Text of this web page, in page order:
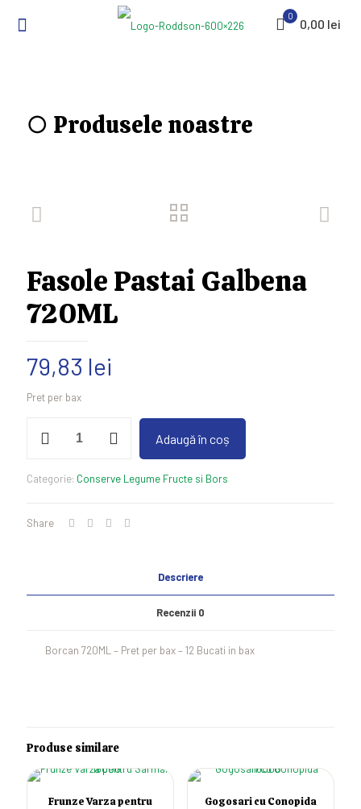
0
0,00 lei
○ Produsele noastre
Fasole Pastai Galbena
720ML
79,83 lei
Pret per bax
720ML
Adaugă în coș
Categorie: Conserve Legume Fructe si Bors
Share
Descriere
Recenzii 0
Borcan 720ML – Pret per bax – 12 Bucati in bax
Produse similare
Frunze Varza pentru
Gogosari cu Conopida